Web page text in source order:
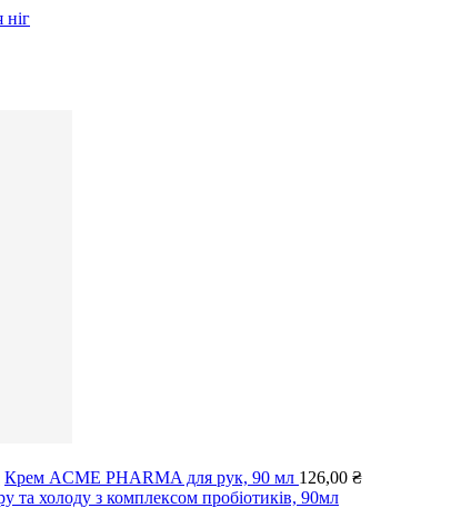
ніг
Крем ACME PHARMA для рук, 90 мл 126,00 ₴